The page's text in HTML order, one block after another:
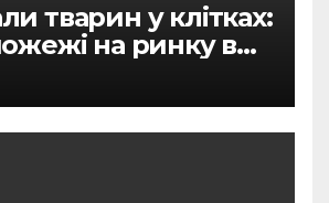
тварин у клітках:
на ринку в